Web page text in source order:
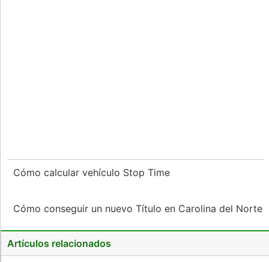
Cómo calcular vehículo Stop Time
Cómo conseguir un nuevo Título en Carolina del Norte
Artículos relacionados